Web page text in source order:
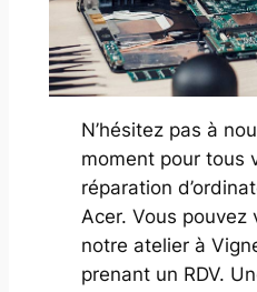
N’hésitez pas à
moment pour tous
réparation
Acer. Vous pouvez
notre atelier à
prenant un RDV.